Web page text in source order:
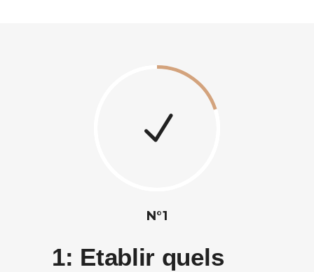
N°1
1: Etablir quels